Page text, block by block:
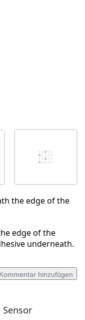
the edge of the
edge of the
underneath.
hinzufügen